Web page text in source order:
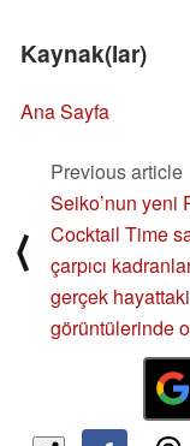
Kaynak(lar)
Ana Sayfa
⟨
Previous article
Seiko’nun yeni
Cocktail Time
çarpıcı
gerçek hayattaki
görüntülerinde